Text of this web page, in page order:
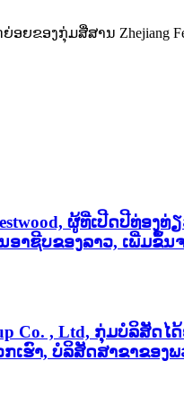
ຍຂອງກຸ່ມສື່ສານ Zhejiang
ຜູ້ທີ່ເປີດປີທ່ອ
າຊີບຂອງລາວ, ເພີ່ມຂຶ້
Co. , Ltd, ກຸ່ມບໍລິສັດ
ຮົາ, ບໍລິສັດສາຂາຂອງ